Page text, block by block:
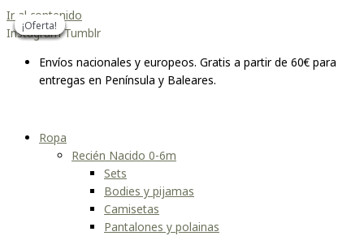
Ir al contenido
Instagram Tumblr
Envíos nacionales y europeos. Gratis a partir de 60€ para
entregas en Península y Baleares.
Ropa
Recién Nacido 0-6m
Sets
Bodies y pijamas
Camisetas
Pantalones y polainas
¡Oferta!
¡Oferta!
¡Oferta!
¡Oferta!
¡Oferta!
¡Oferta!